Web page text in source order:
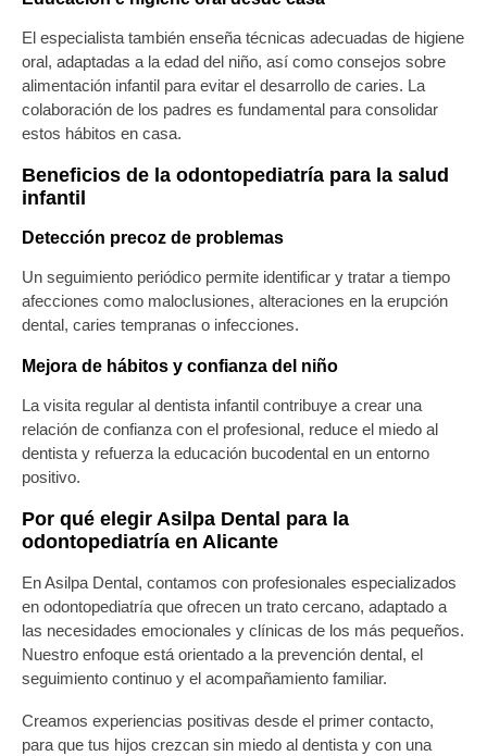
El especialista también enseña técnicas adecuadas de higiene
oral, adaptadas a la edad del niño, así como consejos sobre
alimentación infantil para evitar el desarrollo de caries. La
colaboración de los padres es fundamental para consolidar
estos hábitos en casa.
Beneficios de la odontopediatría para la salud
infantil
Detección precoz de problemas
Un seguimiento periódico permite identificar y tratar a tiempo
afecciones como maloclusiones, alteraciones en laerupción
dental, caries tempranas o infecciones.
Mejora de hábitos y confianza del niño
La visita regular al dentista infantil contribuye a crear una
relación de confianza con el profesional, reduce el miedo al
dentista y refuerza la educación bucodental en un entorno
positivo.
Por qué elegir Asilpa Dental para la
odontopediatría en Alicante
EnAsilpa Dental, contamos con profesionales especializados
en odontopediatríaque ofrecen un trato cercano, adaptado a
las necesidades emocionales y clínicas de los más pequeños.
Nuestro enfoque está orientado a la prevención dental, el
seguimiento continuo y el acompañamiento familiar.
Creamos experiencias positivas desde el primer contacto,
para que tus hijos crezcan sin miedo al dentista y con una